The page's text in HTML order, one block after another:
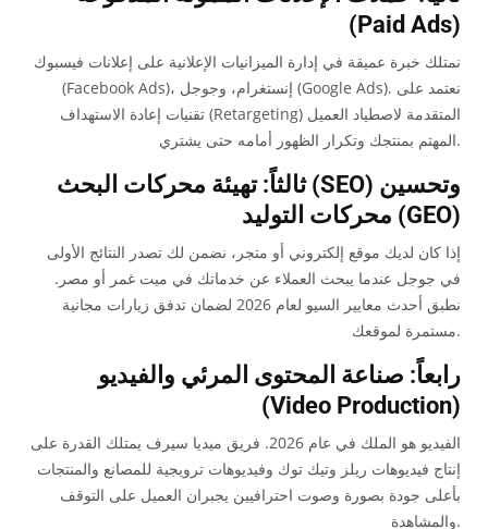
(Paid Ads)
نمتلك خبرة عميقة في إدارة الميزانيات الإعلانية على إعلانات فيسبوك
(Facebook Ads)، إنستغرام، وجوجل (Google Ads). نعتمد على
تقنيات إعادة الاستهداف (Retargeting) المتقدمة لاصطياد العميل
المهتم بمنتجك وتكرار الظهور أمامه حتى يشتري.
ثالثاً: تهيئة محركات البحث (SEO) وتحسين
محركات التوليد (GEO)
إذا كان لديك موقع إلكتروني أو متجر، نضمن لك تصدر النتائج الأولى
في جوجل عندما يبحث العملاء عن خدماتك في ميت غمر أو مصر.
نطبق أحدث معايير السيو لعام 2026 لضمان تدفق زيارات مجانية
مستمرة لموقعك.
رابعاً: صناعة المحتوى المرئي والفيديو
(Video Production)
الفيديو هو الملك في عام 2026. فريق ميديا سيرف يمتلك القدرة على
إنتاج فيديوهات ريلز وتيك توك وفيديوهات ترويجية للمصانع والمنتجات
بأعلى جودة بصورة وصوت احترافيين يجبران العميل على التوقف
والمشاهدة.